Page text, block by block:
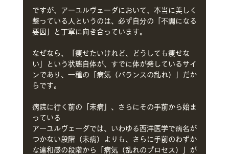
ですが、アーユルヴェーダにおいて、本当に美しく
整っている人というのは、必ず自分の「不調になる
要因」と丁寧に向き合っています。
なぜなら、「痩せたいけれど、どうしても痩せな
い」という状態自体が、すでに体が発しているサイ
ンであり、一種の「病気（バランスの乱れ）」だか
らです。
病院に行く前の「未病」、さらにその手前から始ま
っている
アーユルヴェーダでは、いわゆる西洋医学で病名が
つかない段階（未病）よりも、さらに手前のわずか
な違和感の段階から「病気（乱れのプロセス）」が